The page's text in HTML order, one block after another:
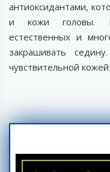
антиоксидантами,
и кожи головы.
естественных и
закрашивать
чувствительной